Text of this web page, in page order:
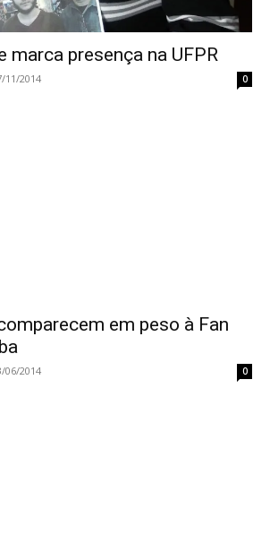
marca presença na UFPR
11/2014 0
em peso à Fan
06/2014 0